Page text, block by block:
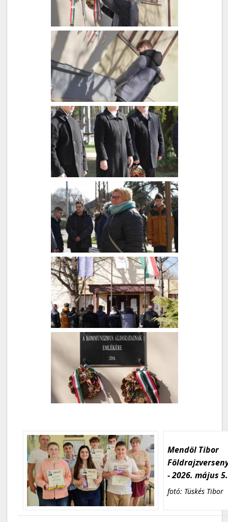
Mendöl Tibor
- 2026. május 5.
fotó: Tüskés Tibor